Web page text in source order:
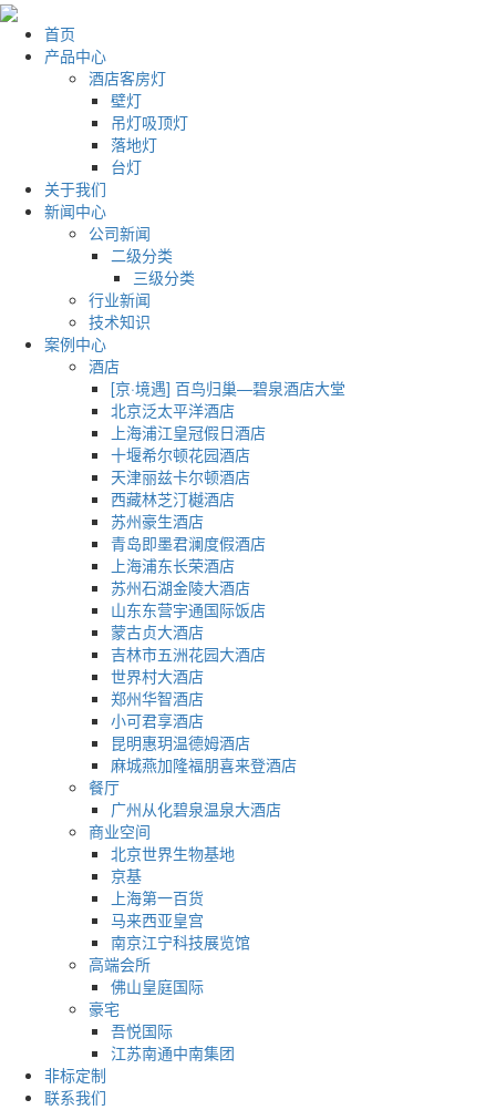
首页
产品中心
酒店客房灯
壁灯
吊灯吸顶灯
落地灯
台灯
关于我们
新闻中心
公司新闻
二级分类
三级分类
行业新闻
技术知识
案例中心
酒店
[京·境遇] 百鸟归巢—碧泉酒店大堂
北京泛太平洋酒店
上海浦江皇冠假日酒店
十堰希尔顿花园酒店
天津丽兹卡尔顿酒店
西藏林芝汀樾酒店
苏州豪生酒店
青岛即墨君澜度假酒店
上海浦东长荣酒店
苏州石湖金陵大酒店
山东东营宇通国际饭店
蒙古贞大酒店
吉林市五洲花园大酒店
世界村大酒店
郑州华智酒店
小可君享酒店
昆明惠玥温德姆酒店
麻城燕加隆福朋喜来登酒店
餐厅
广州从化碧泉温泉大酒店
商业空间
北京世界生物基地
京基
上海第一百货
马来西亚皇宫
南京江宁科技展览馆
高端会所
佛山皇庭国际
豪宅
吾悦国际
江苏南通中南集团
非标定制
联系我们